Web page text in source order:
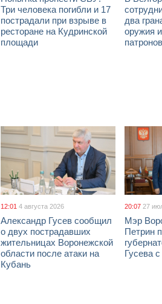
Три человека погибли и 17
пострадали при взрыве в
ресторане на Кудринской
площади
два
оружия
патронов
12:01 4 августа 2026
Александр Гусев сообщил
о двух пострадавших
жительницах Воронежской
области после атаки на
Кубань
20:07 27
Мэр
Петрин
Гусева